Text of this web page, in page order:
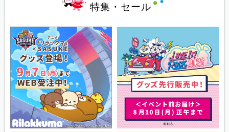
特集・セール